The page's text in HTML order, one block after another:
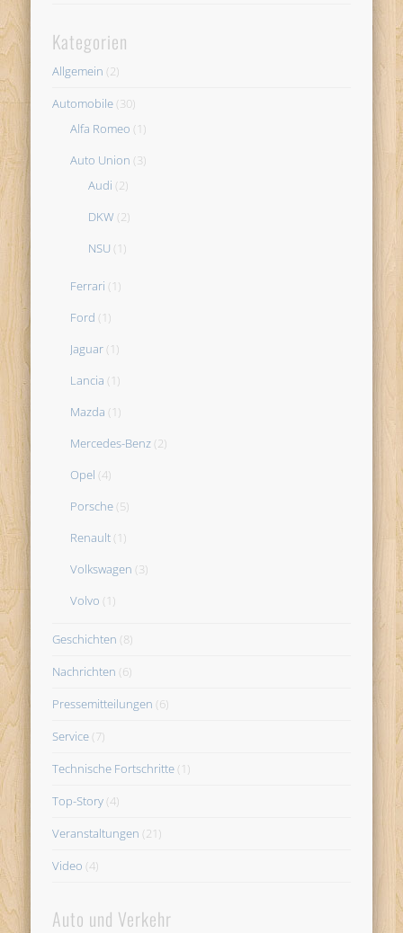
Kategorien
Allgemein (2)
Automobile (30)
Alfa Romeo (1)
Auto Union (3)
Audi (2)
DKW (2)
NSU (1)
Ferrari (1)
Ford (1)
Jaguar (1)
Lancia (1)
Mazda (1)
Mercedes-Benz (2)
Opel (4)
Porsche (5)
Renault (1)
Volkswagen (3)
Volvo (1)
Geschichten (8)
Nachrichten (6)
Pressemitteilungen (6)
Service (7)
Technische Fortschritte (1)
Top-Story (4)
Veranstaltungen (21)
Video (4)
Auto und Verkehr